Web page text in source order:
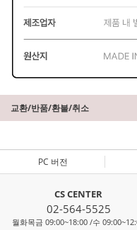
교환/반품/환불/취소
PC 버전
CS CENTER
02-564-5525
월화목금 09:00~18:00 /수